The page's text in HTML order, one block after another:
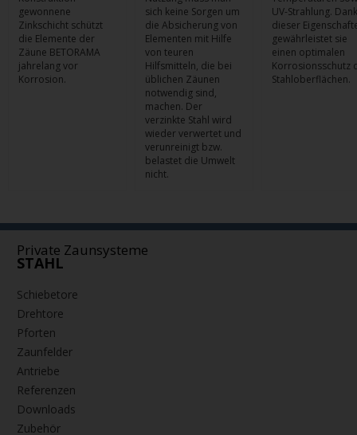
Konstruktion
gewonnene
Zinkschicht schützt
die Elemente der
Zäune BETORAMA
jahrelang vor
Nutzung muss man
sich keine Sorgen um
die Absicherung von
Elementen mit Hilfe
von teuren
Hilfsmitteln, die bei
üblichen Zäunen
notwendig sind,
machen. Der
verzinkte Stahl wird
wieder verwertet und
verunreinigt bzw.
belastet die Umwelt
Temperaturen
UV-Strahlung. Dank
dieser
gewährleistet sie
einen optimalen
Korrosionsschutz
Private Zaunsysteme
Schiebetore
Drehtore
Pforten
Zaunfelder
Antriebe
Referenzen
Downloads